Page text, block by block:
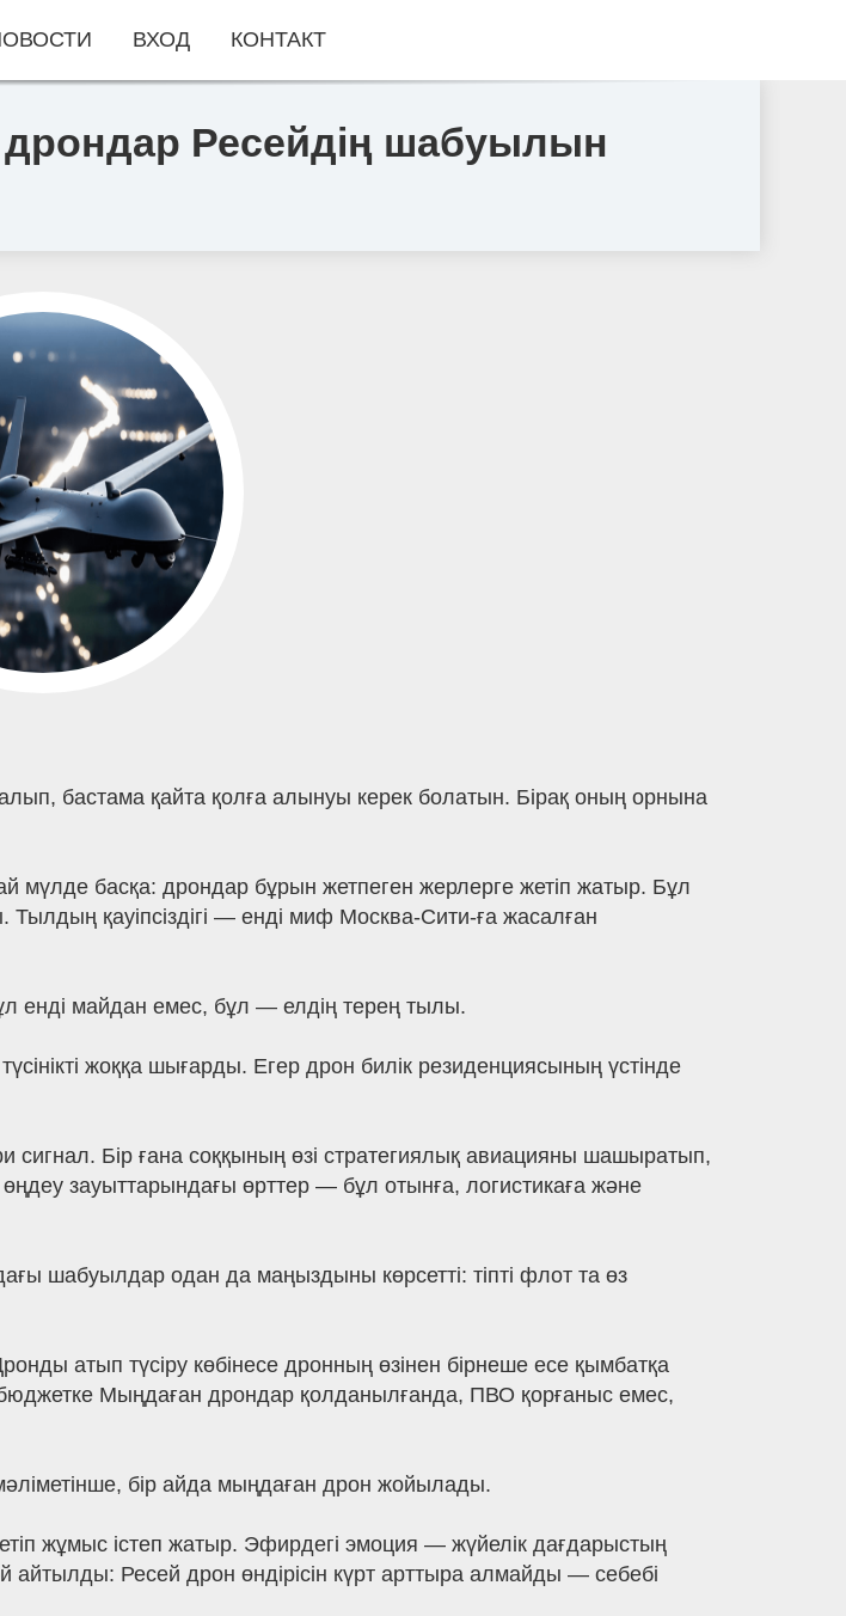
Ресейдің шабуылын
бастама қайта қолға алынуы керек болатын. Бірақ оның орнына
басқа: дрондар бұрын жетпеген жерлерге жетіп жатыр. Бұл
қауіпсіздігі — енді миф Москва-Сити-ға жасалған
енді майдан емес, бұл — елдің терең тылы.
жоққа шығарды. Егер дрон билік резиденциясының үстінде
Бір ғана соққының өзі стратегиялық авиацияны шашыратып,
зауыттарындағы өрттер — бұл отынға, логистикаға және
шабуылдар одан да маңыздыны көрсетті: тіпті флот та өз
атып түсіру көбінесе дронның өзінен бірнеше есе қымбатқа
Мыңдаған дрондар қолданылғанда, ПВО қорғаныс емес,
бір айда мыңдаған дрон жойылады.
жұмыс істеп жатыр. Эфирдегі эмоция — жүйелік дағдарыстың
Ресей дрон өндірісін күрт арттыра алмайды — себебі
ВХОД КОНТАКТ